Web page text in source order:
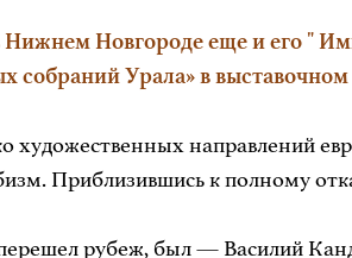
Новгороде еще и его "
собраний Урала» в
художественных направлений
Приблизившись к полному
рубеж, был — Василий